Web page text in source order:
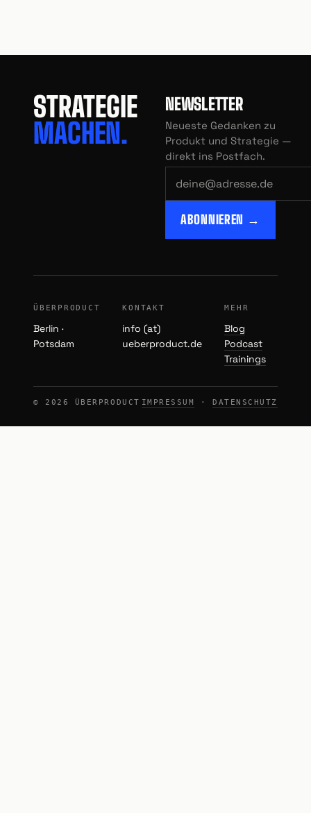
STRATEGIE
MACHEN.
NEWSLETTER
Neueste Gedanken zu
Produkt und Strategie —
direkt ins Postfach.
ABONNIEREN →
ÜBERPRODUCT
Berlin ·
Potsdam
KONTAKT
info (at)
ueberproduct.de
MEHR
Blog
Podcast
Trainings
© 2026 ÜBERPRODUCT IMPRESSUM · DATENSCHUTZ